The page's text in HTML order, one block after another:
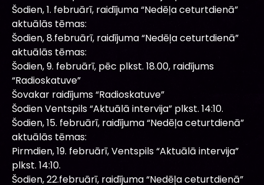
Šodien, 1. februārī, raidījuma “Nedēļa ceturtdienā”
aktuālās tēmas:
Šodien, 8.februārī, raidījuma “Nedēļa ceturtdienā”
aktuālās tēmas:
Šodien, 9. februārī, pēc plkst. 18.00, raidījums
“Radioskatuve”
Šovakar raidījums “Radioskatuve”
Šodien Ventspils “Aktuālā intervija” plkst. 14:10.
Šodien, 15. februārī, raidījuma “Nedēļa ceturtdienā”
aktuālās tēmas:
Pirmdien, 19. februārī, Ventspils “Aktuālā intervija”
plkst. 14:10.
Šodien, 22.februārī, raidījuma “Nedēļa ceturtdienā”